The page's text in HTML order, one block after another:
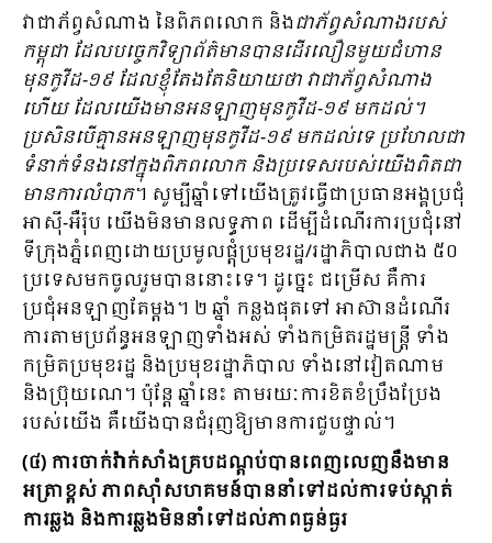
វាជាភ័ព្វសំណាង នៃពិភពលោក និងជាភ័ព្វសំណាងរបស់
កម្ពុជា ដែលបច្ចេកវិទ្យាព័ត៌មាន​បានដើរលឿនមួយជំហាន
មុនកូវីដ-១៩ ដែលខ្ញុំតែងតែនិយាយថា វាជាភ័ព្វសំណាង
ហើយ ដែលយើង​មានអនឡាញមុនកូវីដ-១៩ មកដល់។
ប្រសិនបើគ្មានអនឡាញមុនកូវីដ-១៩ មកដល់ទេ ប្រហែលជា
ទំនាក់​ទំនង​នៅក្នុងពិភពលោក និងប្រទេសរបស់យើងពិតជា
មានការលំបាក។ សូម្បីឆ្នាំទៅយើងត្រូវធ្វើជាប្រធានអង្គប្រជុំ
អាស៊ី-អឺរ៉ុប យើងមិនមានលទ្ធភាព ដើម្បីដំណើរការប្រជុំនៅ
ទីក្រុងភ្នំពេញ​ដោយប្រមូលផ្ដុំ​ប្រមុខរដ្ឋ/រដ្ឋាភិបាលជាង ៥០
ប្រទេសមកចូលរួមបាននោះទេ។ ដូច្នេះ ជម្រើស គឺការ
ប្រជុំអនឡាញតែម្ដង។ ២ ឆ្នាំ កន្លងផុតទៅ អាស៊ានដំណើរ
ការតាមប្រព័ន្ធអនឡាញទាំងអស់ ទាំងកម្រិតរដ្ឋមន្ដ្រី ទាំង
កម្រិត​ប្រមុខរដ្ឋ និងប្រមុខរដ្ឋាភិបាល ទាំងនៅវៀតណាម
និងប្រ៊ុយណេ។ ប៉ុន្ដែ ឆ្នាំនេះ តាមរយៈការខិតខំប្រឹងប្រែង​
របស់យើង គឺយើងបានជំរុញឱ្យមានការជួបផ្ទាល់។
(៤) ការចាក់វ៉ាក់សាំង​គ្របដណ្ដប់បានពេញលេញនឹងមាន
អត្រាខ្ពស់ ភាពស៊ាំសហគមន៍បាននាំទៅដល់ការទប់ស្កាត់
ការ​ឆ្លង និងការឆ្លងមិននាំទៅដល់ភាពធ្ងន់ធ្ងរ